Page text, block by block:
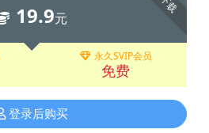
19.9元
永久SVIP会员
免费
登录后购买